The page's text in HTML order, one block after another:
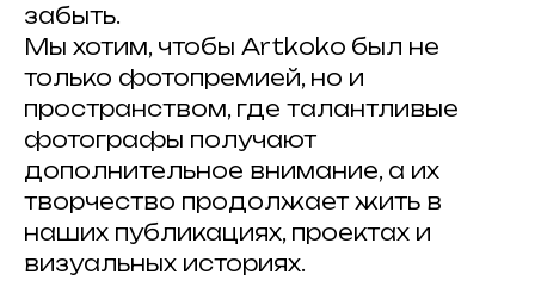
забыть.
Мы хотим, чтобы Artkoko был не
только фотопремией, но и
пространством, где талантливые
фотографы получают
дополнительное внимание, а их
творчество продолжает жить в
наших публикациях, проектах и
визуальных историях.